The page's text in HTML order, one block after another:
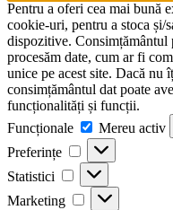
Pentru a oferi cea mai bună
cookie-uri, pentru a stoca și/
dispozitive. Consimțământul
procesăm date, cum ar fi
unice pe acest site. Dacă nu
consimțământul dat poate
funcționalități și funcții.
Funcționale
Funcționale
Mereu activ
Preferințe
Preferințe
Statistici Statistici
Marketing Marketing